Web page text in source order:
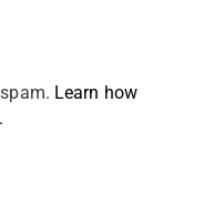
Learn how